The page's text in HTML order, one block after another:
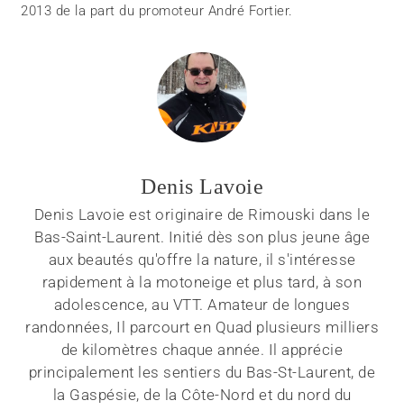
2013 de la part du promoteur André Fortier.
Denis Lavoie
Denis Lavoie est originaire de Rimouski dans le
Bas-Saint-Laurent. Initié dès son plus jeune âge
aux beautés qu'offre la nature, il s'intéresse
rapidement à la motoneige et plus tard, à son
adolescence, au VTT. Amateur de longues
randonnées, Il parcourt en Quad plusieurs milliers
de kilomètres chaque année. Il apprécie
principalement les sentiers du Bas-St-Laurent, de
la Gaspésie, de la Côte-Nord et du nord du